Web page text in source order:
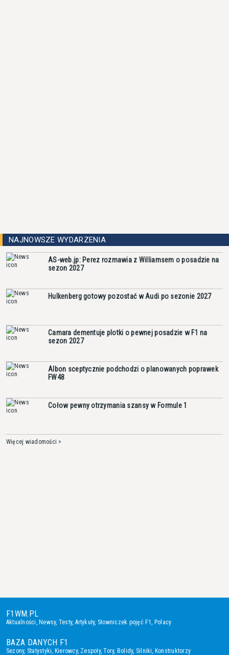
NAJNOWSZE WYDARZENIA
AS-web.jp: Perez rozmawia z Williamsem o posadzie na
sezon 2027
Hulkenberg gotowy pozostać w Audi po sezonie 2027
Camara dementuje plotki o pewnej posadzie w F1 na
sezon 2027
Albon sceptycznie podchodzi o planowanych poprawek
FW48
Cołow pewny otrzymania szansy w Formule 1
Więcej wiadomości >
F1WM.PL
Aktualności, Newsy, Testy, Artykuły, Słowniczek pojęć F1, Polacy
BAZA DANYCH F1
Sezony, Statystyki, Kierowcy, Zespoły,Tory, Bolidy, Silniki, Konstruktorzy